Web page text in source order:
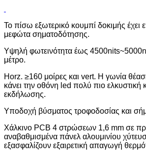
Το πίσω εξωτερικό κουμπί δοκιμής έχει
μεφώτα σηματοδότησης.
Υψηλή φωτεινότητα έως
μέτρο.
Horz. ≥160 μοίρες και vert. Η γωνία
κάνει την οθόνη led πολύ πιο ελκυστική
εκδήλωσης.
Υποδοχή βύσματος τροφοδοσίας και
Χάλκινο PCB 4 στρώσεων 1,6 mm σε
αναβαθμισμένα πάνελ αλουμινίου
εξασφαλίζουν εξαιρετική απαγωγή